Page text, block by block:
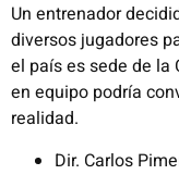
Un entrenador
diversos jugadores
el país es sede de la
en equipo podría
realidad.
Dir. Carlos